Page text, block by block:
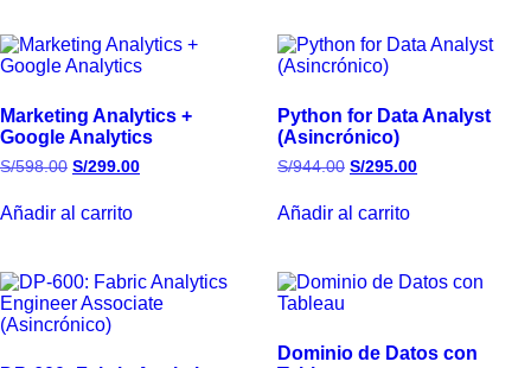
Marketing Analytics +
Google Analytics
S/598.00 S/299.00
Añadir al carrito
Python for Data Analyst
(Asincrónico)
S/944.00 S/295.00
Añadir al carrito
Dominio de Datos con